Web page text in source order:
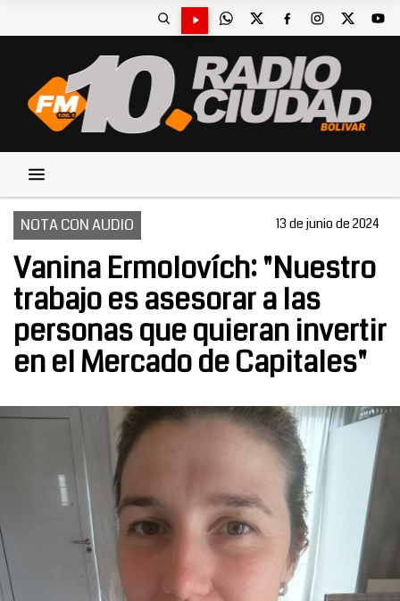
NOTA CON AUDIO 13 de junio de 2024
Vanina Ermolovích: "Nuestro
trabajo es asesorar a las
personas que quieran invertir
en el Mercado de Capitales"